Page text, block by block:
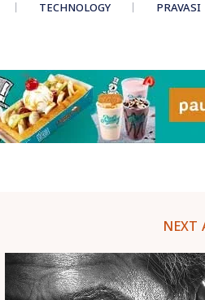
TECHNOLOGY PRAVASI
NEXT